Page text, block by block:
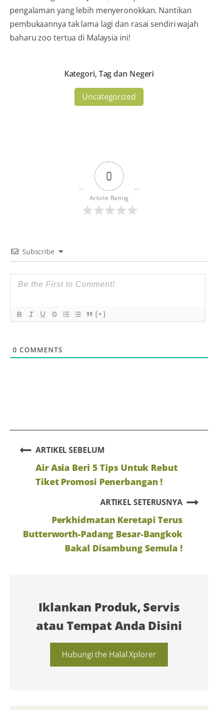
pengalaman yang lebih menyeronokkan. Nantikan
pembukaannya tak lama lagi dan rasai sendiri wajah
baharu zoo tertua di Malaysia ini!
Kategori, Tag dan Negeri
Uncategorized
Iklankan Produk, Servis
atau Tempat Anda Disini
Hubungi the Halal Xplorer
0
Article Rating
Subscribe
[+]
0 COMMENTS
ARTIKEL SEBELUM
Air Asia Beri 5 Tips Untuk Rebut
Tiket Promosi Penerbangan !
ARTIKEL SETERUSNYA
Perkhidmatan Keretapi Terus
Butterworth-Padang Besar-Bangkok
Bakal Disambung Semula !